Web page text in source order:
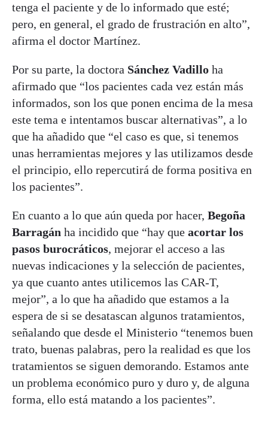
tenga el paciente y de lo informado que esté;
pero, en general, el grado de frustración en alto”,
afirma el doctor Martínez.
Por su parte, la doctora Sánchez Vadillo ha
afirmado que “los pacientes cada vez están más
informados, son los que ponen encima de la mesa
este tema e intentamos buscar alternativas”, a lo
que ha añadido que “el caso es que, si tenemos
unas herramientas mejores y las utilizamos desde
el principio, ello repercutirá de forma positiva en
los pacientes”.
En cuanto a lo que aún queda por hacer, Begoña
Barragán ha incidido que “hay que acortar los
pasos burocráticos, mejorar el acceso a las
nuevas indicaciones y la selección de pacientes,
ya que cuanto antes utilicemos las CAR-T,
mejor”, a lo que ha añadido que estamos a la
espera de si se desatascan algunos tratamientos,
señalando que desde el Ministerio “tenemos buen
trato, buenas palabras, pero la realidad es que los
tratamientos se siguen demorando. Estamos ante
un problema económico puro y duro y, de alguna
forma, ello está matando a los pacientes”.